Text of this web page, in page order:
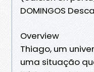
DOMINGOS
Overview
Thiago, um
uma situação